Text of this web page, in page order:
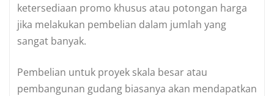
ketersediaan promo khusus atau potongan harga
jika melakukan pembelian dalam jumlah yang
sangat banyak.
Pembelian untuk proyek skala besar atau
pembangunan gudang biasanya akan mendapatkan